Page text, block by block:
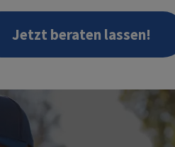
Jetzt beraten lassen!